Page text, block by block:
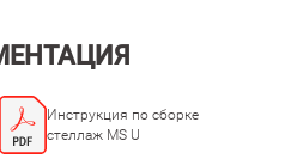
Инструкция по сборке
стеллаж MS U